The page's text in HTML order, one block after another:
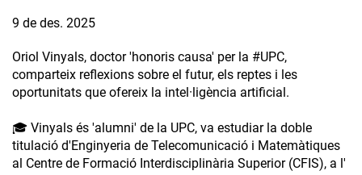
9 de des. 2025
Oriol Vinyals, doctor 'honoris causa' per la #UPC,
comparteix reflexions sobre el futur, els reptes i les
oportunitats que ofereix la intel·ligència artificial.
🎓 Vinyals és 'alumni' de la UPC, va estudiar la doble
titulació d'Enginyeria de Telecomunicació i Matemàtiques
al Centre de Formació Interdisciplinària Superior (CFIS), a l'